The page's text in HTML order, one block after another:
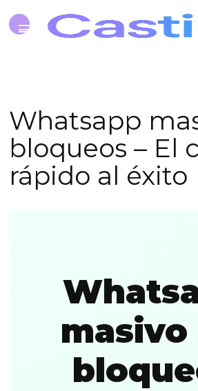
Whatsapp
bloqueos – El
rápido al éxito
masivo